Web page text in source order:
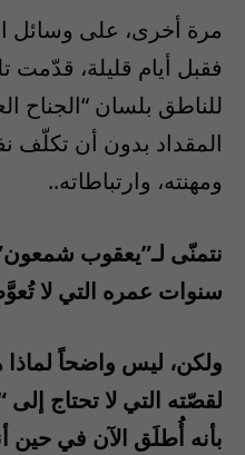
مرة أخرى، على وسائل
فقبل أيام قليلة، قدّمت
للناطق بلسان “الجناح
المقداد بدون أن تكلّف
ومهنته، وارتباطاته..
نتمنّى لـ”يعقوب
سنوات عمره التي لا
ولكن، ليس واضحاً لماذا
لقصّته التي لا تحتاج